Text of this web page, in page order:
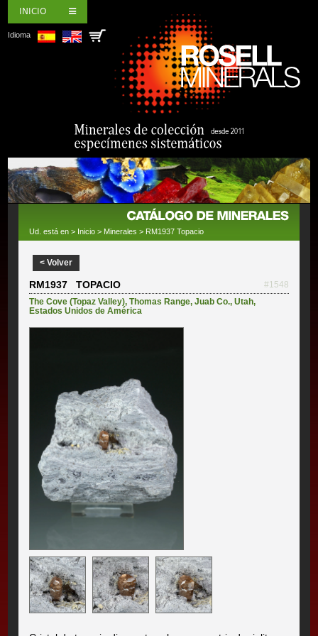
INICIO
Idioma
Ud. está en > Inicio > Minerales > RM1937 Topacio
< Volver
RM1937 TOPACIO
#1548
The Cove (Topaz Valley),Thomas Range,Juab Co.,Utah,
Estados Unidos de América